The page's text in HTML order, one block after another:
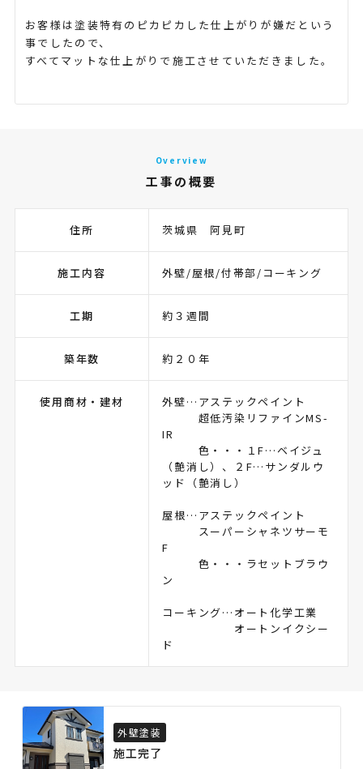
お客様は塗装特有のピカピカした仕上がりが嫌だという
事でしたので、
すべてマットな仕上がりで施工させていただきました。
Overview
工事の概要
住所 茨城県 阿見町
施工内容 外壁/屋根/付帯部/コーキング
工期 約３週間
築年数 約２０年
使用商材・建材
外壁…アステックペイント
超低汚染リファインMS-
IR
色・・・１F…ベイジュ
（艶消し）、２F…サンダルウ
ッド（艶消し）
屋根…アステックペイント
スーパーシャネツサーモ
F
色・・・ラセットブラウ
ン
コーキング…オート化学工業
オートンイクシー
ド
外壁塗装
施工完了